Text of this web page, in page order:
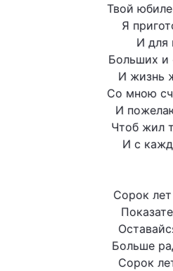
Твой
Я
И для
Больших и
И жизнь
Со мною
И
Чтоб жил
И с
Сорок
Больше
Сорок